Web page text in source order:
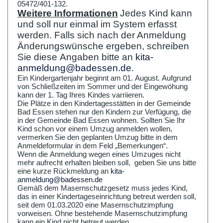
05472/401-132.
Weitere Informationen Jedes Kind kann
und soll nur einmal im System erfasst
werden. Falls sich nach der Anmeldung
Änderungswünsche ergeben, schreiben
Sie diese Angaben bitte an kita-
anmeldung@badessen.de.
Ein Kindergartenjahr beginnt am 01. August. Aufgrund
von Schließzeiten im Sommer und der Eingewöhung
kann der 1. Tag Ihres Kindes varriieren.
Die Plätze in den Kindertagesstätten in der Gemeinde
Bad Essen stehen nur den Kindern zur Verfügung, die
in der Gemeinde Bad Essen wohnen. Sollten Sie Ihr
Kind schon vor einem Umzug anmelden wollen,
vermerken Sie den geplanten Umzug bitte in dem
Anmeldeformular in dem Feld „Bemerkungen“.
Wenn die Anmeldung wegen eines Umzuges nicht
mehr aufrecht erhalten bleiben soll, geben Sie uns bitte
eine kurze Rückmeldung an kita-
anmeldung@badessen.de
Gemäß dem Masernschutzgesetz muss jedes Kind,
das in einer Kindertageseinrichtung betreut werden soll,
seit dem 01.03.2020 eine Masernschutzimpfung
vorweisen. Ohne bestehende Masernschutzimpfung